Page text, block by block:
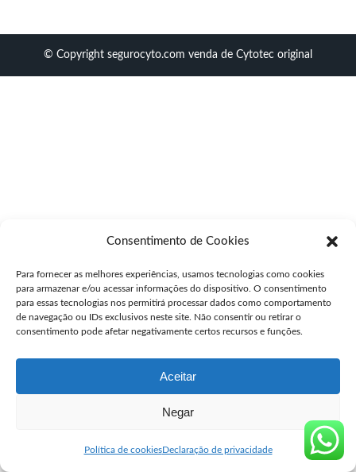
Consentimento de Cookies
Para fornecer as melhores experiências, usamos tecnologias como cookies
para armazenar e/ou acessar informações do dispositivo. O consentimento
para essas tecnologias nos permitirá processar dados como comportamento
de navegação ou IDs exclusivos neste site. Não consentir ou retirar o
consentimento pode afetar negativamente certos recursos e funções.
Aceitar
Negar
Política de cookiesDeclaração de privacidade
© Copyright segurocyto.com venda de Cytotec original